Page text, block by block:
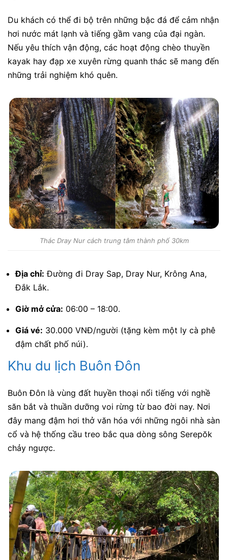
Du khách có thể đi bộ trên những bậc đá để cảm nhận
hơi nước mát lạnh và tiếng gầm vang của đại ngàn.
Nếu yêu thích vận động, các hoạt động chèo thuyền
kayak hay đạp xe xuyên rừng quanh thác sẽ mang đến
những trải nghiệm khó quên.
Thác Dray Nur cách trung tâm thành phố 30km
Địa chỉ: Đường đi Dray Sap, Dray Nur, Krông Ana,
Đắk Lắk.
Giờ mở cửa: 06:00 – 18:00.
Giá vé: 30.000 VNĐ/người (tặng kèm một ly cà phê
đậm chất phố núi).
Khu du lịch Buôn Đôn
Buôn Đôn là vùng đất huyền thoại nổi tiếng với nghề
săn bắt và thuần dưỡng voi rừng từ bao đời nay. Nơi
đây mang đậm hơi thở văn hóa với những ngôi nhà sàn
cổ và hệ thống cầu treo bắc qua dòng sông Serepŏk
chảy ngược.